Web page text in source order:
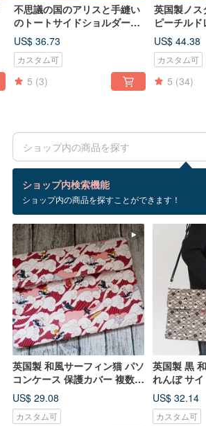
不思議の国のアリスと手縫い
のトートサイドショルダーバ
ッグキャンバスハンドバッグ
US$ 36.73
カスタム可
5 (3)
英国製ノス
ピーチル
ハンドイン
クロープト
US$ 44.38
カスタム可
5 (34)
ショップ内検索機能
ショップ内の商品を探すことができます！
検索結果：112 件
ipad
英国製 和風サーフィン猫 パソ
コンケース 保護カバー 複数サ
イズ展開
US$ 29.08
カスタム可
英国製 黒
れんぼ サ
PC保護バッ
節可能なシ
プ付き
US$ 32.14
カスタム可